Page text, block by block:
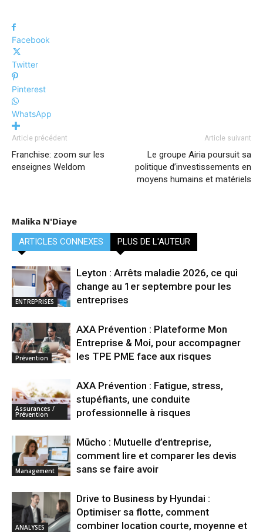
Facebook
Twitter
Pinterest
WhatsApp
Article précédent
Franchise: zoom sur les
enseignes Weldom
Article suivant
Le groupe Airia poursuit sa
politique d’investissements en
moyens humains et matériels
Malika N'Diaye
ARTICLES CONNEXES PLUS DE L'AUTEUR
ENTREPRISES
Leyton : Arrêts maladie 2026, ce qui
change au 1er septembre pour les
entreprises
Prévention
AXA Prévention : Plateforme Mon
Entreprise & Moi, pour accompagner
les TPE PME face aux risques
Assurances /
Prévention
AXA Prévention : Fatigue, stress,
stupéfiants, une conduite
professionnelle à risques
Management
Mūcho : Mutuelle d’entreprise,
comment lire et comparer les devis
sans se faire avoir
ANALYSES
Drive to Business by Hyundai :
Optimiser sa flotte, comment
combiner location courte, moyenne et